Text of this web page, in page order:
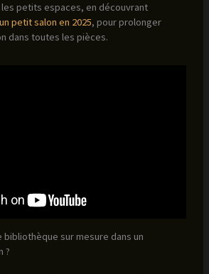
petits espaces, en découvrant
petit salon en 2025, pour prolonger
dans toutes les pièces.
bibliothèque sur mesure dans un
?